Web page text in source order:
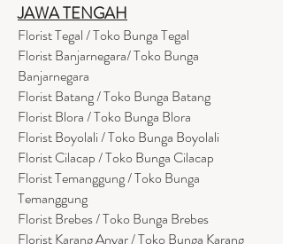
JAWA TENGAH
Florist Tegal / Toko Bunga Tegal
Florist Banjarnegara/ Toko Bunga
Banjarnegara
Florist Batang / Toko Bunga Batang
Florist Blora / Toko Bunga Blora
Florist Boyolali / Toko Bunga Boyolali
Florist Cilacap / Toko Bunga Cilacap
Florist Temanggung / Toko Bunga
Temanggung
Florist Brebes / Toko Bunga Brebes
Florist Karang Anyar / Toko Bunga Karang